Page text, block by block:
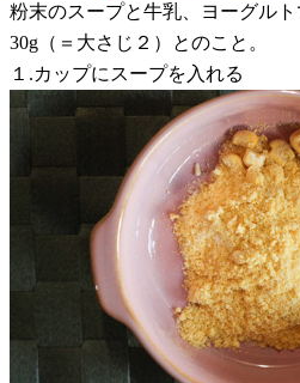
粉末のスープと牛乳、ヨーグル
30g（＝大さじ２）とのこと。
１.カップにスープを入れる